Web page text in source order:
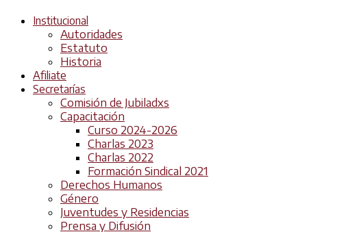
Institucional
Autoridades
Estatuto
Historia
Afiliate
Secretarías
Comisión de Jubiladxs
Capacitación
Curso 2024-2026
Charlas 2023
Charlas 2022
Formación Sindical 2021
Derechos Humanos
Género
Juventudes y Residencias
Prensa y Difusión